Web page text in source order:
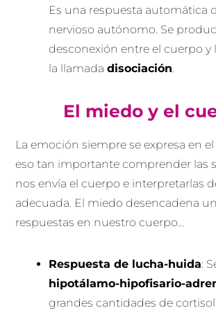
Es una respuesta automática
nervioso autónomo. Se
desconexión entre el cuerpo y
la llamadadisociación.
El miedo y el
La emoción siempre se expresa en
eso tan importante comprender las
nos envía el cuerpo e interpretarlas
adecuada. El miedo desencadena
respuestas en nuestro cuerpo…
Respuesta de lucha-huida:
hipotálamo-hipofisario-
grandes cantidades de